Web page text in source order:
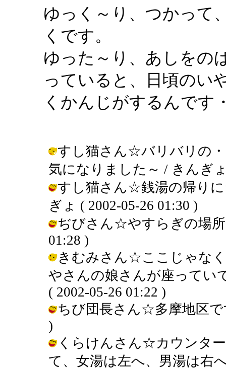
ゆっく～り、つかって
くです。
ゆった～り、あしをの
っていると、日頃のい
くかんじがするんです
すし猫さん☆バリバリの
気になりました～ / きんぎ
すし猫さん☆銭湯の帰り
ぎょ ( 2002-05-26 01:30 )
ぢびさん☆やすらぎの場所
01:28 )
きむみさん☆ここじゃな
やさんの娘さんが座ってい
( 2002-05-26 01:22 )
ちび団長さん☆多摩地区で
)
くらけんさん☆カウンタ
て、女湯は左へ、男湯は右